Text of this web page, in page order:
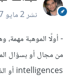
نشر2 مايو 2017
- أولًا الموهبة مهمة،
intelligences أو الذكاءات المتعددة.